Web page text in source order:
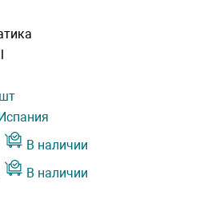
В наличии
В наличии